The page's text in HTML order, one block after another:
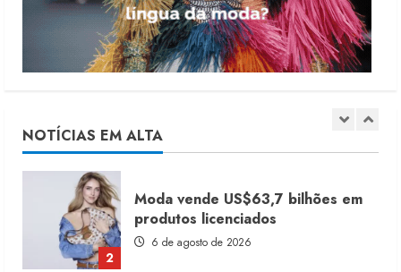
NOTÍCIAS EM ALTA
5
4 de agosto de 2026
1
7 de agosto de 2026
2
Moda vende US$63,7 bilhões em
produtos licenciados
6 de agosto de 2026